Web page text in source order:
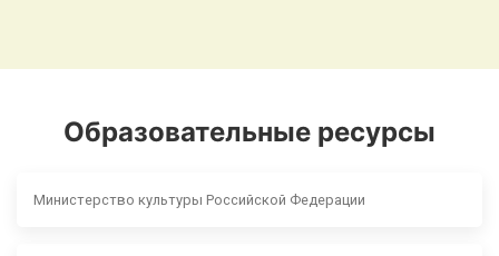
Образовательные ресурсы
Министерство культуры Российской Федерации